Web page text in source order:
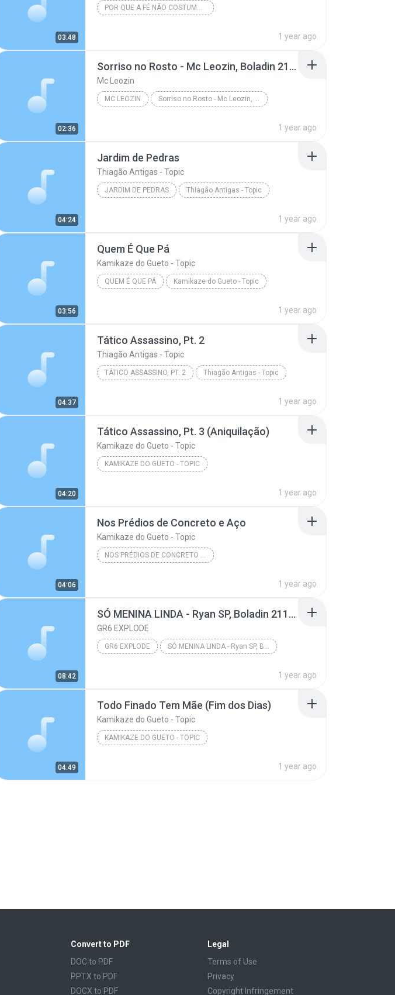
03:48
POR QUE A FÉ NÃO COSTUMA FALHAR
1 year ago
02:36
Sorriso no Rosto - Mc Leozin, Boladin 211 e Mc Rick - Dj L Martins
Mc Leozin
MC LEOZIN Sorriso no Rosto - Mc Leozin, Boladin 211 e Mc Ric...
1 year ago
04:24
Jardim de Pedras
Thiagão Antigas - Topic
JARDIM DE PEDRAS Thiagão Antigas - Topic
1 year ago
03:56
Quem É Que Pá
Kamikaze do Gueto - Topic
QUEM É QUE PÁ Kamikaze do Gueto - Topic
1 year ago
04:37
Tático Assassino, Pt. 2
Thiagão Antigas - Topic
TÁTICO ASSASSINO, PT. 2 Thiagão Antigas - Topic
1 year ago
04:20
Tático Assassino, Pt. 3 (Aniquilação)
Kamikaze do Gueto - Topic
KAMIKAZE DO GUETO - TOPIC
1 year ago
04:06
Nos Prédios de Concreto e Aço
Kamikaze do Gueto - Topic
NOS PRÉDIOS DE CONCRETO E AÇO
1 year ago
08:42
SÓ MENINA LINDA - Ryan SP, Boladin 211, Bruno MS, Luuky, Daniel, Negão Original e GH do 7 (Japa NK)
GR6 EXPLODE
GR6 EXPLODE SÓ MENINA LINDA - Ryan SP, Boladin 211, Bruno MS, ...
1 year ago
04:49
Todo Finado Tem Mãe (Fim dos Dias)
Kamikaze do Gueto - Topic
KAMIKAZE DO GUETO - TOPIC
1 year ago
Convert to PDF
DOC to PDF
PPTX to PDF
DOCX to PDF
Legal
Terms of Use
Privacy
Copyright Infringement